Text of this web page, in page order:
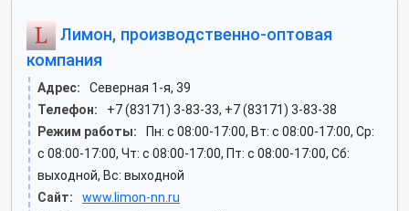
Лимон, производственно-оптовая
компания
Адрес:
Северная 1-я, 39
Телефон:
+7 (83171) 3-83-33, +7 (83171) 3-83-38
Режим работы:
Пн: c 08:00-17:00, Вт: c 08:00-17:00, Ср:
c 08:00-17:00, Чт: c 08:00-17:00, Пт: c 08:00-17:00, Сб:
выходной, Вс: выходной
Сайт:
www.limon-nn.ru